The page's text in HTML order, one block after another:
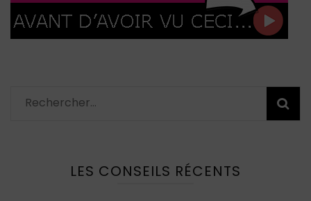
Rechercher :
LES CONSEILS RÉCENTS